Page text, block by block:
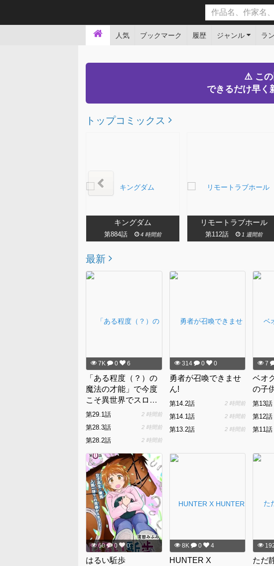
人気 ブックマーク 履歴 ジャンル ラ
⚠️ この
できるだけ早く
トップコミックス
キングダム
第884話 4 時間前
リモートラブホール
第112話 1 週間前
最新
7K 0 6
「ある程度（？）の
魔法の才能」で今度
こそ異世界でスロー
ライフをおくります
第29.1話 2 時間前
第28.3話 2 時間前
第28.2話 2 時間前
314 0 0
勇者が召喚できませ
ん!
第14.2話 2 時間前
第14.1話 2 時間前
第13.2話 2 時間前
7
ベオ
の子
第13話
第12話
第11話
60 0 0
はるい駈歩
8K 0 4
HUNTER X
ただ